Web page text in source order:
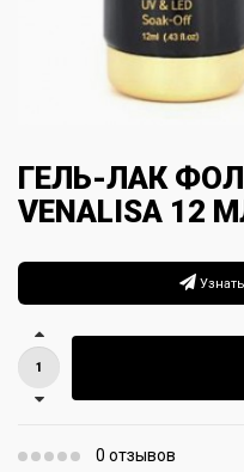
ГЕЛЬ-ЛАК
VENALISA 12
0 отзывов